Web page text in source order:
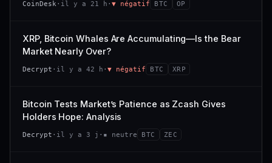
−0,1 % +0,1 %
−0,1 % #29
CONFIANCE
477 M$ 1 464 $
+0,6 % −3,6 %
−94,7 % #102
CONFIANCE
CoinDesk · il y a 21 h · ▼ négatif BTC OP
XRP, Bitcoin Whales Are Accumulating—Is the Bear
Market Nearly Over?
Decrypt · il y a 42 h · ▼ négatif BTC XRP
Bitcoin Tests Market’s Patience as Zcash Gives
Holders Hope: Analysis
Decrypt · il y a 3 j · ▪ neutre BTC ZEC